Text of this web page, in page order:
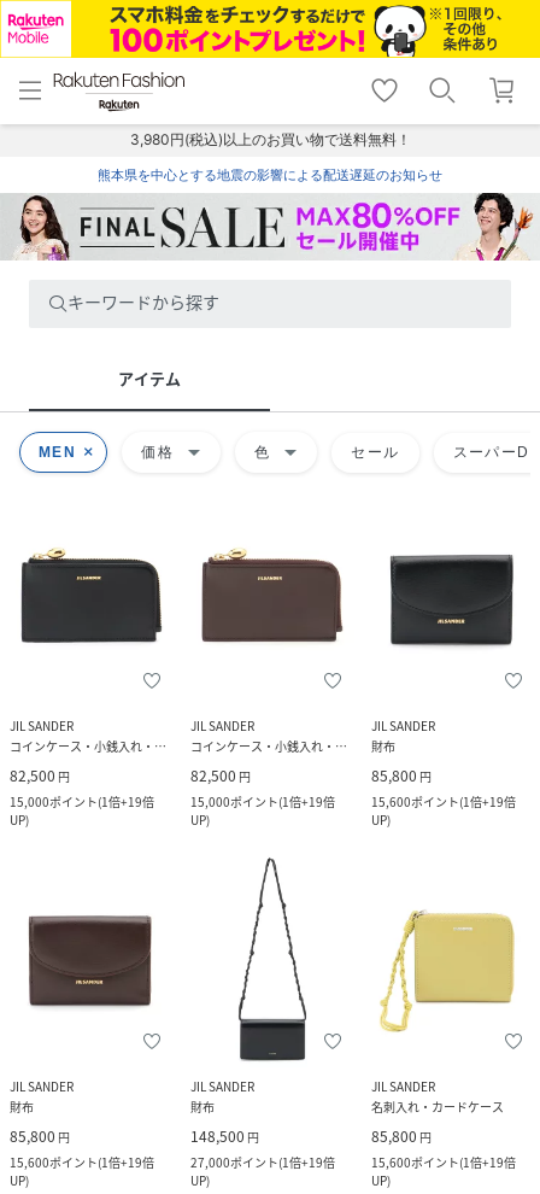
menu home
トップ
shopping_cart lock_outline
ログイン
3,980円(税込)以上のお買い物で送料無料！
熊本県を中心とする地震の影響による配送遅延のお知らせ
キーワードから探す
アイテム
MEN 価格 arrow_drop_down 色 arrow_drop_down セール スーパー
JIL SANDER
コインケース・小銭入れ・札入れ
82,500 円
15,000ポイント(1倍+19倍
UP)
JIL SANDER
コインケース・小銭入れ・札入れ
82,500 円
15,000ポイント(1倍+19倍
UP)
JIL SANDER
財布
85,800 円
15,600ポイント(1倍+19倍
UP)
JIL SANDER
財布
85,800 円
15,600ポイント(1倍+19倍
UP)
JIL SANDER
財布
148,500 円
27,000ポイント(1倍+19倍
UP)
JIL SANDER
名刺入れ・カードケース
85,800 円
15,600ポイント(1倍+19倍
UP)